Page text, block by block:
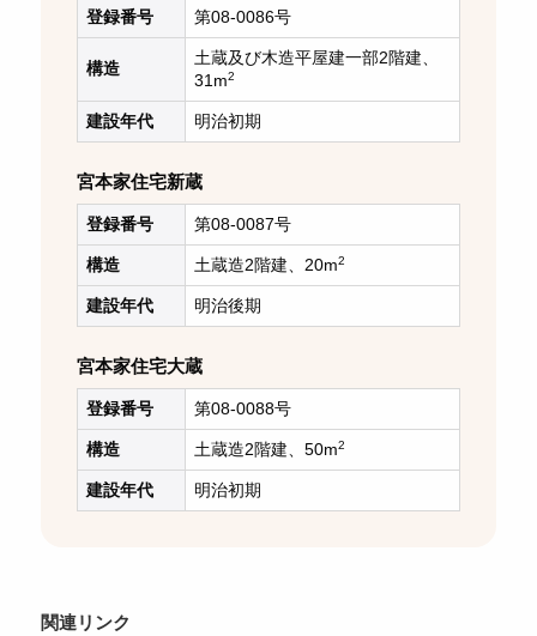
登録番号 第08-0086号
構造
土蔵及び木造平屋建一部2階建、
31m2
建設年代 明治初期
宮本家住宅新蔵
登録番号 第08-0087号
構造 土蔵造2階建、20m2
建設年代 明治後期
宮本家住宅大蔵
登録番号 第08-0088号
構造 土蔵造2階建、50m2
建設年代 明治初期
関連リンク